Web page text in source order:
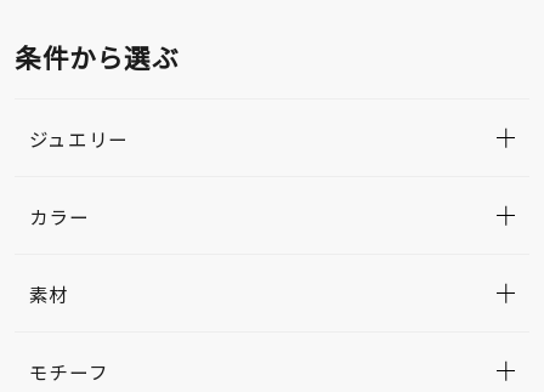
条件から選ぶ
ジュエリー
カラー
素材
モチーフ